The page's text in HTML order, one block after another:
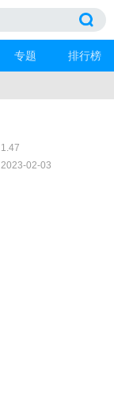
专题 排行榜
02-03